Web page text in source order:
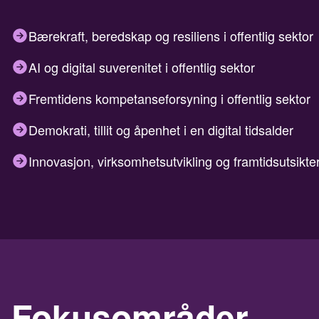
Bærekraft, beredskap og resiliens i offentlig sektor
AI og digital suverenitet i offentlig sektor
Fremtidens kompetanseforsyning i offentlig sektor
Demokrati, tillit og åpenhet i en digital tidsalder
Innovasjon, virksomhetsutvikling og